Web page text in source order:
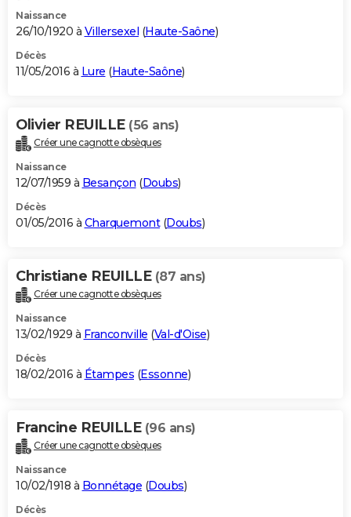
Naissance
26/10/1920 à Villersexel (Haute-Saône)
Décès
11/05/2016 à Lure (Haute-Saône)
Olivier REUILLE (56 ans)
Créer une cagnotte obsèques
Naissance
12/07/1959 à Besançon (Doubs)
Décès
01/05/2016 à Charquemont(Doubs)
Christiane REUILLE (87 ans)
Créer une cagnotte obsèques
Naissance
13/02/1929 à Franconville (Val-d'Oise)
Décès
18/02/2016 à Étampes (Essonne)
Francine REUILLE (96 ans)
Créer une cagnotte obsèques
Naissance
10/02/1918 à Bonnétage (Doubs)
Décès